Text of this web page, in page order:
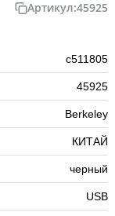
Артикул:45925
с511805
45925
Berkeley
КИТАЙ
черный
USB